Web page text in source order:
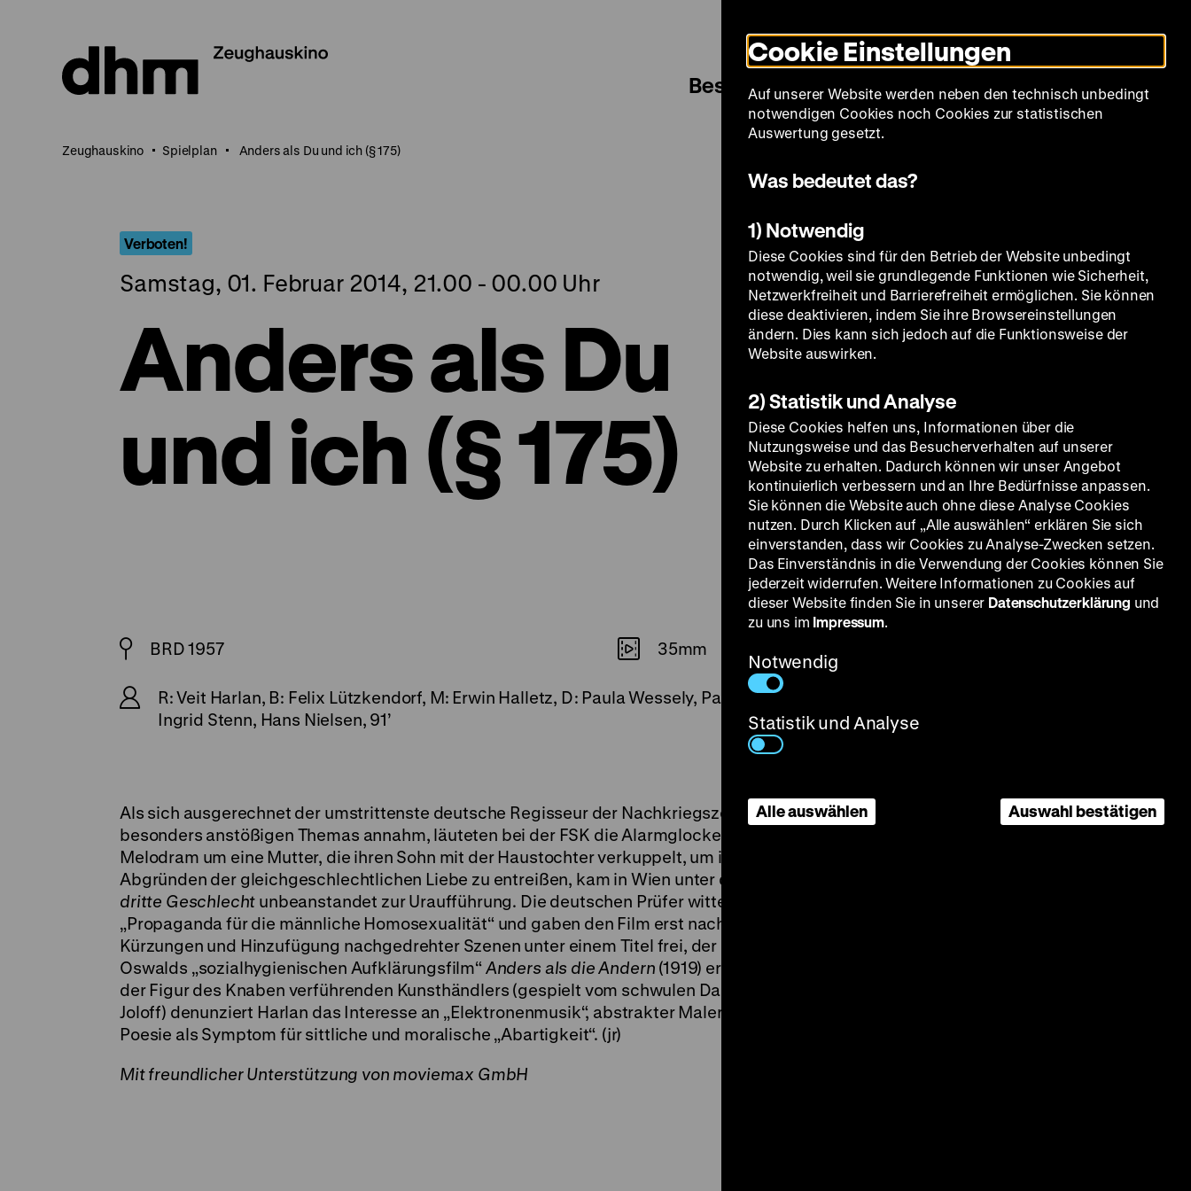
Seiteninhalt
springen
Modus
umschalten
Sprache
Besuch Spielplan Filmreihen Über uns
Zeughauskino Spielplan Anders als Du und ich (§ 175)
Verboten!
Samstag, 01. Februar 2014, 21.00 - 00.00 Uhr
Anders als Du
und ich (§ 175)
BRD 1957 35mm
R: Veit Harlan, B: Felix Lützkendorf, M: Erwin Halletz, D: Paula Wessely, Paul Dahlke, Christian Wolff, Friedrich Joloff,
Ingrid Stenn, Hans Nielsen, 91’
Als sich ausgerechnet der umstrittenste deutsche Regisseur der Nachkriegszeit eines
besonders anstößigen Themas annahm, läuteten bei der FSK die Alarmglocken. Veit Harlans
Melodram um eine Mutter, die ihren Sohn mit der Haustochter verkuppelt, um ihn den
Abgründen der gleichgeschlechtlichen Liebe zu entreißen, kam in Wien unter dem Titel
dritte Geschlecht unbeanstandet zur Uraufführung. Die deutschen Prüfer witterten jedoch
„Propaganda für die männliche Homosexualität“ und gaben den Film erst nach gravierenden
Kürzungen und Hinzufügung nachgedrehter Szenen unter einem Titel frei, der an Richard
Oswalds „sozialhygienischen Aufklärungsfilm“Anders als die Andern (1919) erinnern sollte. In
der Figur des Knaben verführenden Kunsthändlers (gespielt vom schwulen Darsteller Friedrich
Joloff) denunziert Harlan das Interesse an „Elektronenmusik“, abstrakter Malerei und moderner
Poesie als Symptom für sittliche und moralische „Abartigkeit“. (jr)
Mit freundlicher Unterstützung von moviemax GmbH
Cookie Einstellungen
Auf unserer Website werden neben den technisch unbedingt
notwendigen Cookies noch Cookies zur statistischen
Auswertung gesetzt.
Was bedeutet das?
1) Notwendig
Diese Cookies sind für den Betrieb der Website unbedingt
notwendig, weil sie grundlegende Funktionen wie Sicherheit,
Netzwerkfreiheit und Barrierefreiheit ermöglichen. Sie können
diese deaktivieren, indem Sie ihre Browsereinstellungen
ändern. Dies kann sich jedoch auf die Funktionsweise der
Website auswirken.
2) Statistik und Analyse
Diese Cookies helfen uns, Informationen über die
Nutzungsweise und das Besucherverhalten auf unserer
Website zu erhalten. Dadurch können wir unser Angebot
kontinuierlich verbessern und an Ihre Bedürfnisse anpassen.
Sie können die Website auch ohne diese Analyse Cookies
nutzen. Durch Klicken auf „Alle auswählen“ erklären Sie sich
einverstanden, dass wir Cookies zu Analyse-Zwecken setzen.
Das Einverständnis in die Verwendung der Cookies können Sie
jederzeit widerrufen. Weitere Informationen zu Cookies auf
dieser Website finden Sie in unserer Datenschutzerklärung und
zu uns im Impressum.
Notwendig
Statistik und Analyse
Alle auswählen Auswahl bestätigen